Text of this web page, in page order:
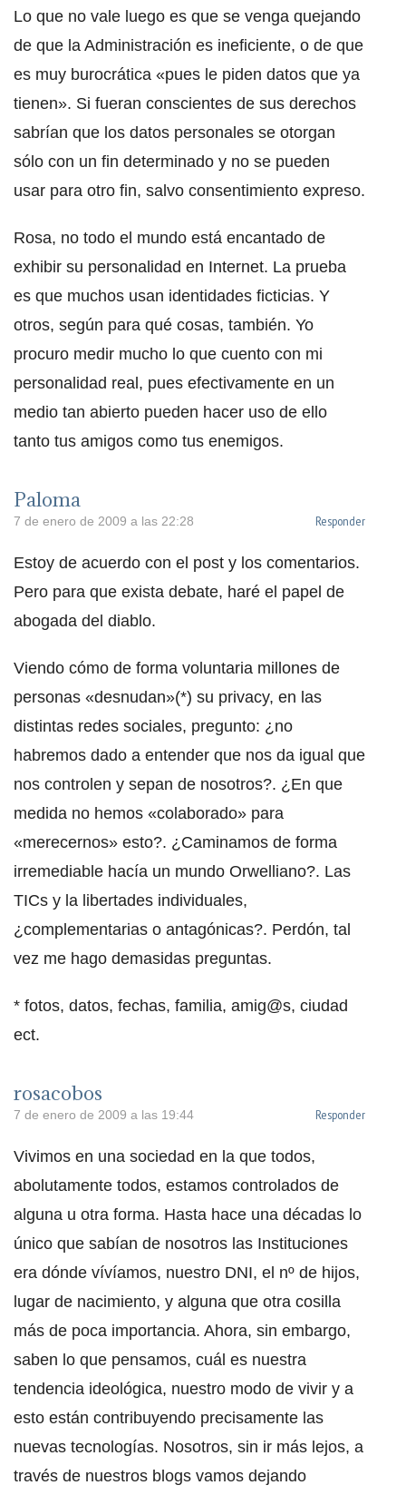
Lo que no vale luego es que se venga quejando
de que la Administración es ineficiente, o de que
es muy burocrática «pues le piden datos que ya
tienen». Si fueran conscientes de sus derechos
sabrían que los datos personales se otorgan
sólo con un fin determinado y no se pueden
usar para otro fin, salvo consentimiento expreso.
Rosa, no todo el mundo está encantado de
exhibir su personalidad en Internet. La prueba
es que muchos usan identidades ficticias. Y
otros, según para qué cosas, también. Yo
procuro medir mucho lo que cuento con mi
personalidad real, pues efectivamente en un
medio tan abierto pueden hacer uso de ello
tanto tus amigos como tus enemigos.
Paloma
7 de enero de 2009 a las 22:28 Responder
Estoy de acuerdo con el post y los comentarios.
Pero para que exista debate, haré el papel de
abogada del diablo.
Viendo cómo de forma voluntaria millones de
personas «desnudan»(*) su privacy, en las
distintas redes sociales, pregunto: ¿no
habremos dado a entender que nos da igual que
nos controlen y sepan de nosotros?. ¿En que
medida no hemos «colaborado» para
«merecernos» esto?. ¿Caminamos de forma
irremediable hacía un mundo Orwelliano?. Las
TICs y la libertades individuales,
¿complementarias o antagónicas?. Perdón, tal
vez me hago demasidas preguntas.
* fotos, datos, fechas, familia, amig@s, ciudad
ect.
rosacobos
7 de enero de 2009 a las 19:44 Responder
Vivimos en una sociedad en la que todos,
abolutamente todos, estamos controlados de
alguna u otra forma. Hasta hace una décadas lo
único que sabían de nosotros las Instituciones
era dónde vívíamos, nuestro DNI, el nº de hijos,
lugar de nacimiento, y alguna que otra cosilla
más de poca importancia. Ahora, sin embargo,
saben lo que pensamos, cuál es nuestra
tendencia ideológica, nuestro modo de vivir y a
esto están contribuyendo precisamente las
nuevas tecnologías. Nosotros, sin ir más lejos, a
través de nuestros blogs vamos dejando